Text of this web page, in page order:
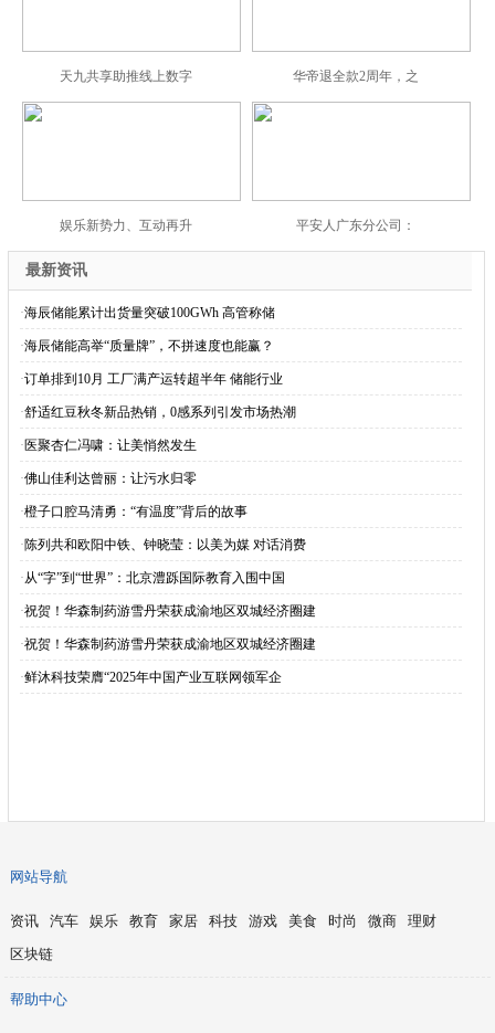
天九共享助推线上数字 华帝退全款2周年，之
娱乐新势力、互动再升 平安人广东分公司：
最新资讯
·海辰储能累计出货量突破100GWh 高管称储
·海辰储能高举“质量牌”，不拼速度也能赢？
·订单排到10月 工厂满产运转超半年 储能行业
·舒适红豆秋冬新品热销，0感系列引发市场热潮
· 医聚杏仁冯啸：让美悄然发生
·佛山佳利达曾丽：让污水归零
·橙子口腔马清勇：“有温度”背后的故事
·陈列共和欧阳中铁、钟晓莹：以美为媒 对话消费
·从“字”到“世界”：北京澧跞国际教育入围中国
·祝贺！华森制药游雪丹荣获成渝地区双城经济圈建
·祝贺！华森制药游雪丹荣获成渝地区双城经济圈建
·鲜沐科技荣膺“2025年中国产业互联网领军企
网站导航
资讯 汽车 娱乐 教育 家居 科技 游戏 美食 时尚 微商
理财
区块链
帮助中心